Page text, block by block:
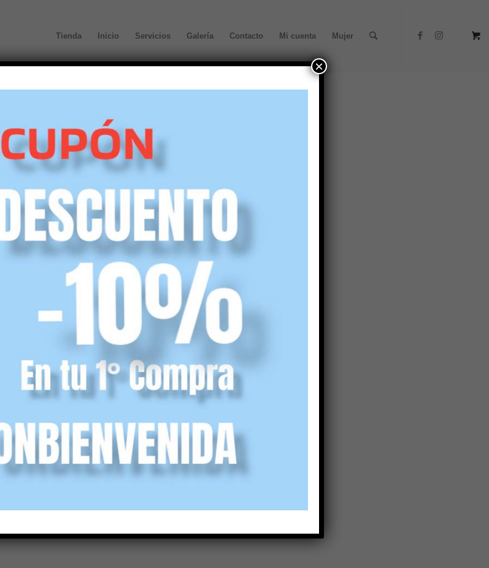
Tienda Inicio Servicios Galería Contacto Mi cuenta Mujer
Mostrar45 Artículos por página
(IVA incl.)
Pablosky blc/rosa
blc/marino
44,90€ (IVA incl.)
Seleccionar opciones
×